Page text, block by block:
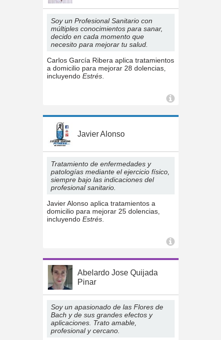
Soy un Profesional Sanitario con
múltiples conocimientos para sanar,
decido en cada momento que
necesito para mejorar tu salud.
Carlos García Ribera aplica tratamientos
a domicilio para mejorar 28 dolencias,
incluyendo Estrés.
Javier Alonso
Tratamiento de enfermedades y
patologías mediante el ejercicio físico,
siempre bajo las indicaciones del
profesional sanitario.
Javier Alonso aplica tratamientos a
domicilio para mejorar 25 dolencias,
incluyendo Estrés.
Abelardo Jose Quijada
Pinar
Soy un apasionado de las Flores de
Bach y de sus grandes efectos y
aplicaciones. Trato amable,
profesional y cercano.